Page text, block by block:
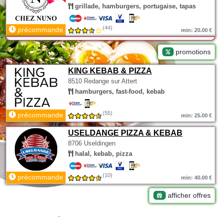
grillade, hamburgers, portugaise, tapas
précommande (44) min: 20.00 €
promotions
KING KEBAB & PIZZA
8510 Redange sur Attert
hamburgers, fast-food, kebab
précommande (55) min: 25.00 €
USELDANGE PIZZA & KEBAB
8706 Useldingen
halal, kebab, pizza
précommande (10) min: 40.00 €
afficher offres